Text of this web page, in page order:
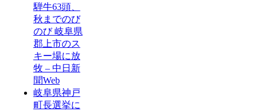
騨牛63頭、
秋までのび
のび 岐阜県
郡上市のス
キー場に放
牧 – 中日新
聞Web
岐阜県神戸
町長選挙に